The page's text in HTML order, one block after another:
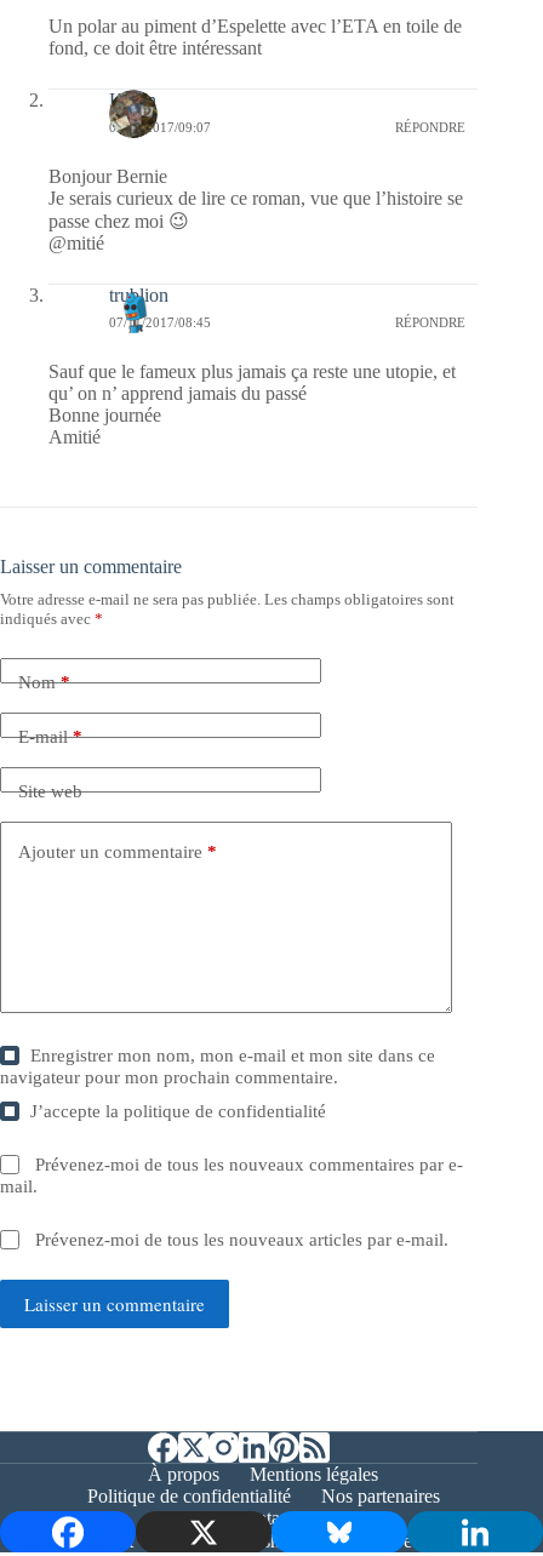
Un polar au piment d’Espelette avec l’ETA en toile de
fond, ce doit être intéressant
Kévin
07/11/2017/09:07 RÉPONDRE
Bonjour Bernie
Je serais curieux de lire ce roman, vue que l’histoire se
passe chez moi 😉
@mitié
trublion
07/11/2017/08:45 RÉPONDRE
Sauf que le fameux plus jamais ça reste une utopie, et
qu’ on n’ apprend jamais du passé
Bonne journée
Amitié
Laisser un commentaire
Votre adresse e-mail ne sera pas publiée. Les champs obligatoires sont
indiqués avec *
Nom*
E-mail*
Site web
Ajouter un commentaire *
Enregistrer mon nom, mon e-mail et mon site dans ce
navigateur pour mon prochain commentaire.
J’accepte lapolitique de confidentialité
Prévenez-moi de tous les nouveaux commentaires par e-
mail.
Prévenez-moi de tous les nouveaux articles par e-mail.
Laisser un commentaire
À propos
Mentions légales
Politique de confidentialité
Nos partenaires
Contact
Copyright © 2026 - Bernieshoot.fr Journal Web